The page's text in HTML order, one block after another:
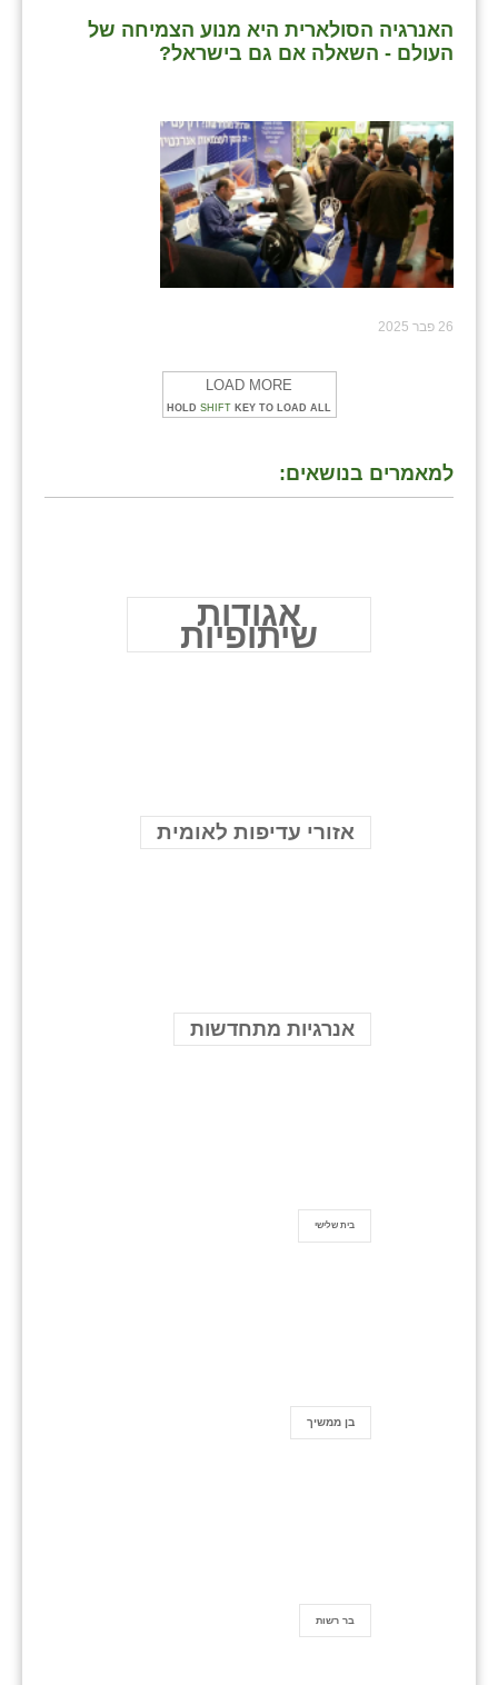
האנרגיה הסולארית היא מנוע הצמיחה של
העולם - השאלה אם גם בישראל?
26 פבר 2025
LOAD MORE
HOLD SHIFT KEY TO LOAD ALL
למאמרים בנושאים:
אגודות
שיתופיות
אזורי עדיפות לאומית
אנרגיות מתחדשות
בית שלישי
בן ממשיך
בר רשות